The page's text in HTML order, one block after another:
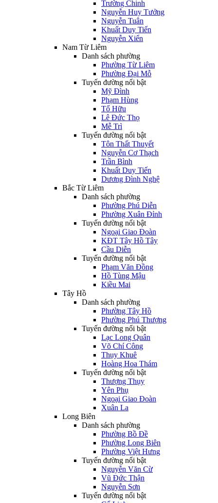
Trường Chinh
Nguyễn Huy Tưởng
Nguyễn Tuân
Khuất Duy Tiến
Nguyễn Xiển
Nam Từ Liêm
Danh sách phường
Phường Từ Liêm
Phường Đại Mỗ
Tuyến đường nổi bật
Mỹ Đình
Phạm Hùng
Tố Hữu
Lê Đức Thọ
Mễ Trì
Tuyến đường nổi bật
Tôn Thất Thuyết
Nguyễn Cơ Thạch
Trần Bình
Khuất Duy Tiến
Dương Đình Nghệ
Bắc Từ Liêm
Danh sách phường
Phường Phú Diễn
Phường Xuân Đỉnh
Tuyến đường nổi bật
Ngoại Giao Đoàn
KĐT Tây Hồ Tây
Cầu Diễn
Tuyến đường nổi bật
Phạm Văn Đồng
Hồ Tùng Mậu
Kiều Mai
Tây Hồ
Danh sách phường
Phường Tây Hồ
Phường Phú Thượng
Tuyến đường nổi bật
Lạc Long Quân
Võ Chí Công
Thụy Khuê
Hoàng Hoa Thám
Tuyến đường nổi bật
Thượng Thụy
Yên Phụ
Ngoại Giao Đoàn
Xuân La
Long Biên
Danh sách phường
Phường Bồ Đề
Phường Long Biên
Phường Việt Hưng
Tuyến đường nổi bật
Nguyễn Văn Cừ
Vũ Đức Thận
Nguyễn Sơn
Tuyến đường nổi bật